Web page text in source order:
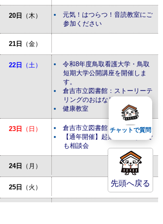
20日 （木）
元気！はつらつ！音読教室にご
参加ください
21日 （金）
22日 （土）
令和8年度鳥取看護大学・鳥取
短期大学公開講座を開催しま
す。
倉吉市立図書館：ストーリーテ
リングのおはなし会
健康教室
23日 （日）
倉吉市立図書館：おはなしかい
【通年開催】起業・経営なんで
も相談会
24日 （月）
25日 （火） 先頭へ戻る
チャットで質問